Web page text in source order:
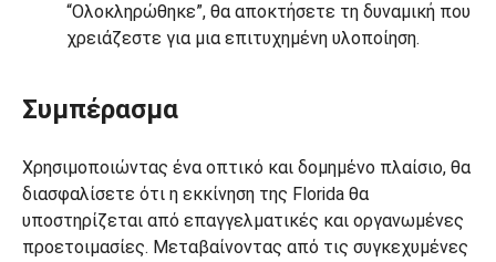
“Ολοκληρώθηκε”, θα αποκτήσετε τη δυναμική που
χρειάζεστε για μια επιτυχημένη υλοποίηση.
Συμπέρασμα
Χρησιμοποιώντας ένα οπτικό και δομημένο πλαίσιο, θα
διασφαλίσετε ότι η εκκίνηση της Florida θα
υποστηρίζεται από επαγγελματικές και οργανωμένες
προετοιμασίες. Μεταβαίνοντας από τις συγκεχυμένες